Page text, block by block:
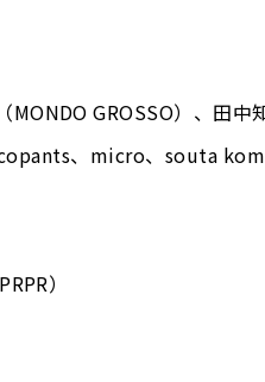
GROSSO）、田中
、micro、souta
）